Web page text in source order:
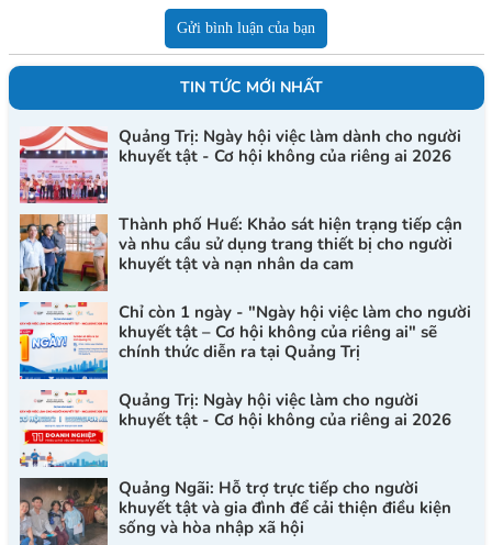
Gửi bình luận của bạn
TIN TỨC MỚI NHẤT
Quảng Trị: Ngày hội việc làm dành cho người
khuyết tật - Cơ hội không của riêng ai 2026
Thành phố Huế: Khảo sát hiện trạng tiếp cận
và nhu cầu sử dụng trang thiết bị cho người
khuyết tật và nạn nhân da cam
Chỉ còn 1 ngày - "Ngày hội việc làm cho người
khuyết tật – Cơ hội không của riêng ai" sẽ
chính thức diễn ra tại Quảng Trị
Quảng Trị: Ngày hội việc làm cho người
khuyết tật - Cơ hội không của riêng ai 2026
Quảng Ngãi: Hỗ trợ trực tiếp cho người
khuyết tật và gia đình để cải thiện điều kiện
sống và hòa nhập xã hội